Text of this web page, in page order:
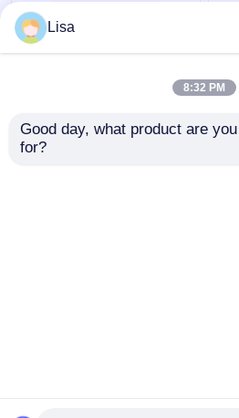
এপস্টাইন বার ভাইরাস ইবিভি
রিয়েল টাইম পিসিআর ডিটেকশন
কিট
Lisa
8:32 PM
Good day, what product are
for?